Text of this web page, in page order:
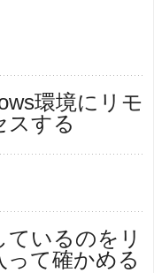
環境にリモ
スする
ているのをリ
て確かめる